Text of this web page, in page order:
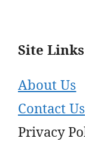
Site Links
About Us
Contact Us
Privacy